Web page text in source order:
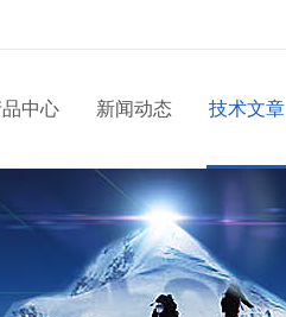
中心 新闻动态 技术文章